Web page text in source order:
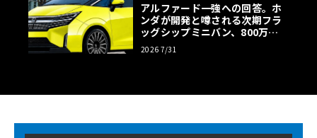
アルファード一強への回答。ホ
ンダが開発と噂される次期フラ
ッグシップミニバン、800万円
超の勝算【予想CG】
2026 7/31